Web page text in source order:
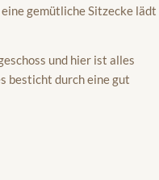
gemütliche Sitzecke lädt
und hier ist alles
besticht durch eine gut